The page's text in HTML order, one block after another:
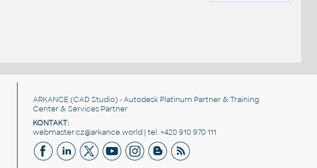
ARKANCE (CAD Studio) - Autodesk Platinum Partner & Training
Center & Services Partner
KONTAKT:
webmaster.cz@arkance.world | tel. +420 910 970 111